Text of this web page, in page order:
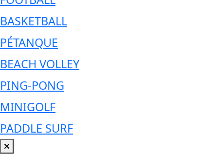
BASKETBALL
PÉTANQUE
BEACH VOLLEY
PING-PONG
MINIGOLF
PADDLE SURF